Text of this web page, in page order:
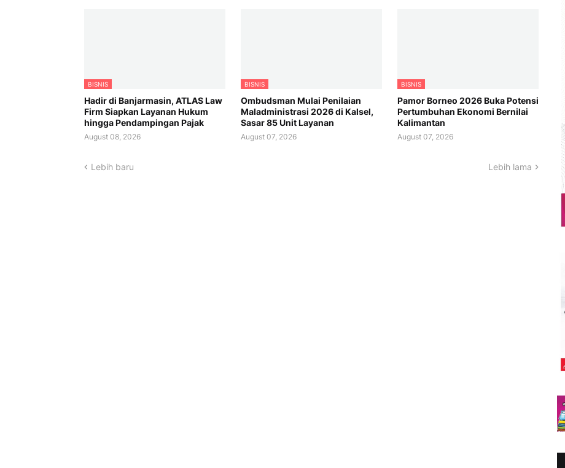
BISNIS
Hadir di Banjarmasin, ATLAS Law
Firm Siapkan Layanan Hukum
hingga Pendampingan Pajak
August 08, 2026
BISNIS
Ombudsman Mulai Penilaian
Maladministrasi 2026 di Kalsel,
Sasar 85 Unit Layanan
August 07, 2026
BISNIS
Pamor Borneo 2026 Buka Potensi
Pertumbuhan Ekonomi Bernilai
Kalimantan
August 07, 2026
Lebih baru Lebih lama